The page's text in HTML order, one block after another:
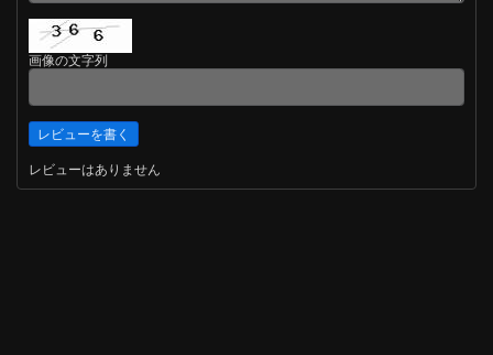
画像の文字列
レビューはありません